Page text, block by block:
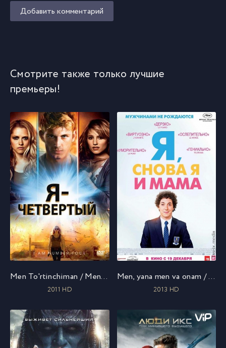
Добавить комментарий
Смотрите также только лучшие
премьеры!
Men To'rtinchiman / Men to'rtinchi raqamman / 4-nomerman / Я – Четвертый / Uzbek tilida / O'zbekcha tarjima
2011 HD
Men, yana men va onam / Я, снова я и мама / Uzbek tilida / O'zbekcha tarjima
2013 HD